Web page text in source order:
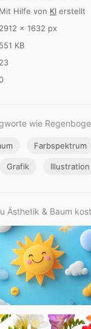
Mit Hilfe von KI erstellt
2912 × 1632 px
551 KB
23
wie
Farbspektrum
Grafik Illustration
Ästhetik & Baum